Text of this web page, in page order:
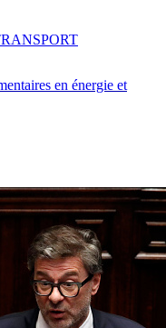
en énergie et